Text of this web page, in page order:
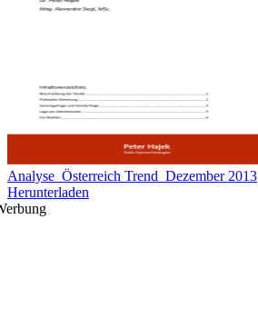
Analyse_Österreich Trend_Dezember 2013
Herunterladen